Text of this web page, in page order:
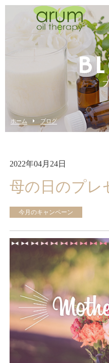
ホーム ブログ
2022年04月24日
母の日のプレ
今月のキャンペーン